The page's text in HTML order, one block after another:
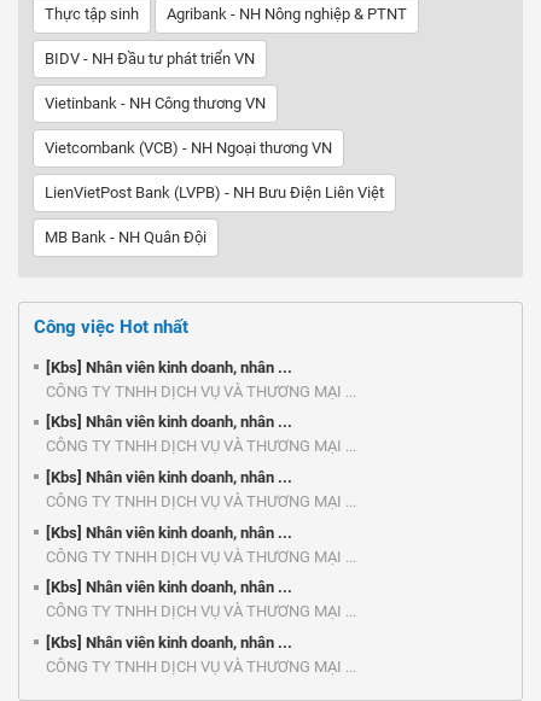
Thực tập sinh Agribank - NH Nông nghiệp & PTNT
BIDV - NH Đầu tư phát triển VN
Vietinbank - NH Công thương VN
Vietcombank (VCB) - NH Ngoại thương VN
LienVietPost Bank (LVPB) - NH Bưu Điện Liên Việt
MB Bank - NH Quân Đội
Công việc Hot nhất
[Kbs] Nhân viên kinh doanh, nhân ...
CÔNG TY TNHH DỊCH VỤ VÀ THƯƠNG MẠI ...
[Kbs] Nhân viên kinh doanh, nhân ...
CÔNG TY TNHH DỊCH VỤ VÀ THƯƠNG MẠI ...
[Kbs] Nhân viên kinh doanh, nhân ...
CÔNG TY TNHH DỊCH VỤ VÀ THƯƠNG MẠI ...
[Kbs] Nhân viên kinh doanh, nhân ...
CÔNG TY TNHH DỊCH VỤ VÀ THƯƠNG MẠI ...
[Kbs] Nhân viên kinh doanh, nhân ...
CÔNG TY TNHH DỊCH VỤ VÀ THƯƠNG MẠI ...
[Kbs] Nhân viên kinh doanh, nhân ...
CÔNG TY TNHH DỊCH VỤ VÀ THƯƠNG MẠI ...